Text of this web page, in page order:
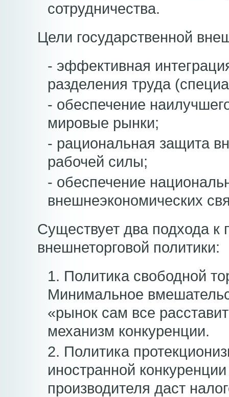
сотрудничества.
Цели государственной
- эффективная
разделения труда
- обеспечение
мировые рынки;
- рациональная защита
рабочей силы;
- обеспечение
внешнеэкономических
Существует два подхода к
внешнеторговой политики:
1. Политика свободной
Минимальное
«рынок сам все
механизм конкуренции.
2. Политика
иностранной
производителя даст